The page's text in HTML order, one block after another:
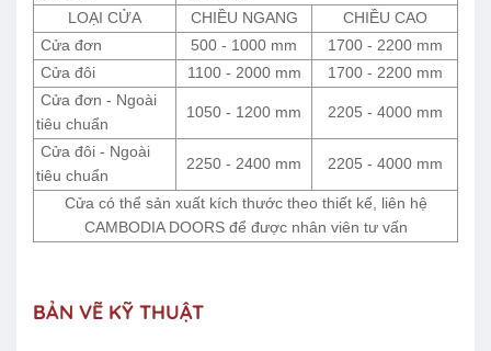
LOẠI CỬA
CHIỀU NGANG
CHIỀU CAO
Cửa đơn
500 - 1000 mm
1700 - 2200 mm
Cửa đôi
1100 - 2000 mm
1700 - 2200 mm
Cửa đơn - Ngoài
tiêu chuẩn
1050 - 1200 mm 2205 - 4000 mm
Cửa đôi - Ngoài
tiêu chuẩn
2250 - 2400 mm 2205 - 4000 mm
Cửa có thể sản xuất kích thước theo thiết kế, liên hệ
CAMBODIA DOORS để được nhân viên tư vấn
BẢN VẼ KỸ THUẬT